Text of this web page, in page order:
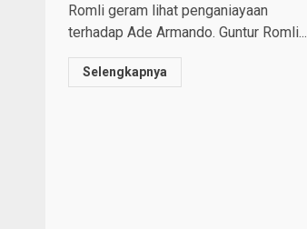
Romli geram lihat penganiayaan
terhadap Ade Armando. Guntur Romli...
Selengkapnya